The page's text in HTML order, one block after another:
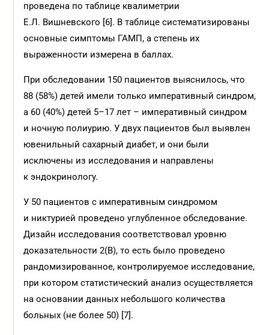
проведена по таблице квалиметрии
Е.Л. Вишневского [6]. В таблице систематизированы
основные симптомы ГАМП, а степень их
выраженности измерена в баллах.
При обследовании 150 пациентов выяснилось, что
88 (58%) детей имели только императивный синдром,
а 60 (40%) детей 5–17 лет – императивный синдром
и ночную полиурию. У двух пациентов был выявлен
ювенильный сахарный диабет, и они были
исключены из исследования и направлены
к эндокринологу.
У 50 пациентов с императивным синдромом
и никтурией проведено углубленное обследование.
Дизайн исследования соответствовал уровню
доказательности 2(В), то есть было проведено
рандомизированное, контролируемое исследование,
при котором статистический анализ осуществляется
на основании данных небольшого количества
больных (не более 50) [7].